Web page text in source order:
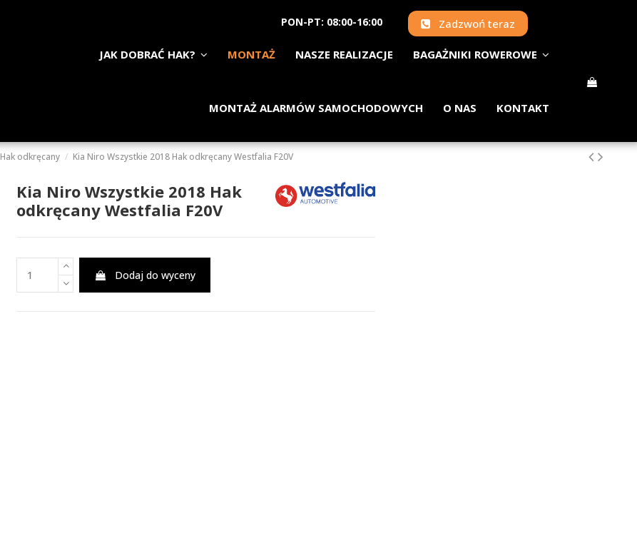
PON-PT: 08:00-16:00 Zadzwoń teraz
JAK DOBRAĆ HAK? MONTAŻ NASZE REALIZACJE BAGAŻNIKI ROWEROWE
MONTAŻ ALARMÓW SAMOCHODOWYCH O NAS KONTAKT
Hak odkręcany Kia Niro Wszystkie 2018 Hak odkręcany Westfalia F20V
Kia Niro Wszystkie 2018 Hak
odkręcany Westfalia F20V
Dodaj do wyceny